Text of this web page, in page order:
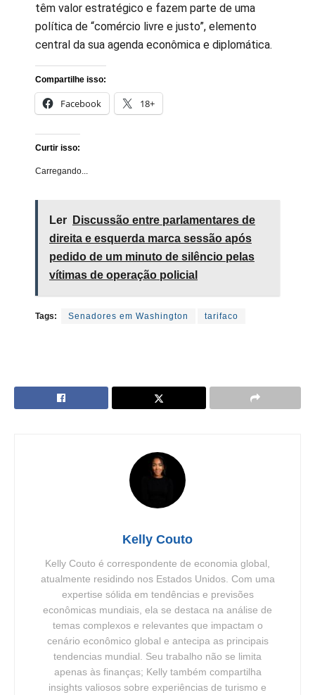
têm valor estratégico e fazem parte de uma
política de “comércio livre e justo”, elemento
central da sua agenda econômica e diplomática.
Compartilhe isso:
Facebook 18+
Curtir isso:
Carregando...
Ler
Discussão entre parlamentares de
direita e esquerda marca sessão após
pedido de um minuto de silêncio pelas
vítimas de operação policial
Tags: Senadores em Washington tarifaco
Kelly Couto
Kelly Couto é correspondente de economia global,
atualmente residindo nos Estados Unidos. Com uma
expertise sólida em tendências e previsões
econômicas mundiais, ela se destaca na análise de
temas complexos e relevantes que impactam o
cenário econômico global e antecipa as principais
tendencias mundial. Seu trabalho não se limita
apenas às finanças; Kelly também compartilha
insights valiosos sobre experiências de turismo e